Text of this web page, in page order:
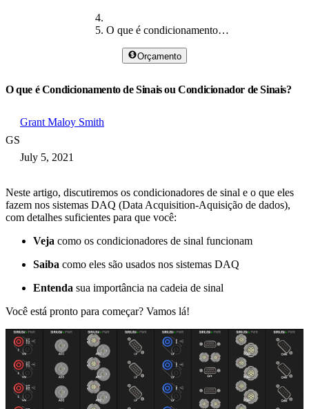
O que é condicionamento de sinal
Orçamento
O que é Condicionamento de Sinais ou Condicionador de Sinais?
GS
Grant Maloy Smith
July 5, 2021
Neste artigo, discutiremos os condicionadores de sinal e o que eles
fazem nos sistemas DAQ (Data Acquisition-Aquisição de dados),
com detalhes suficientes para que você:
Veja como os condicionadores de sinal funcionam
Saiba como eles são usados nos sistemas DAQ
Entenda sua importância na cadeia de sinal
Você está pronto para começar? Vamos lá!